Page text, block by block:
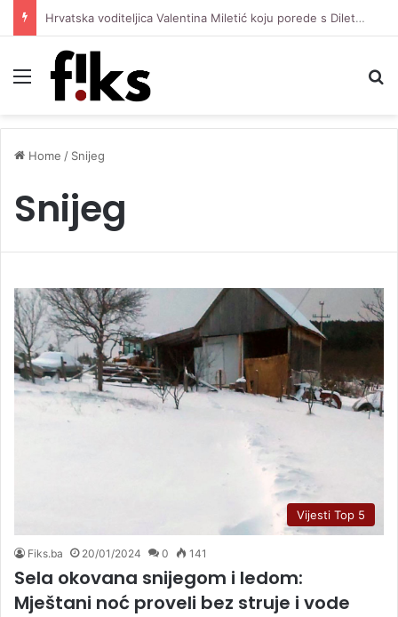
Hrvatska voditeljica Valentina Miletić koju porede s Dilettom Leotom oduševila pozirajući u bikiniju
Menu
Home / Snijeg
Snijeg
Vijesti Top 5
Fiks.ba 20/01/2024 0 141
Sela okovana snijegom i ledom:
Mještani noć proveli bez struje i vode